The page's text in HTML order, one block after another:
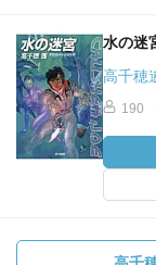
水の迷
高千穂
190